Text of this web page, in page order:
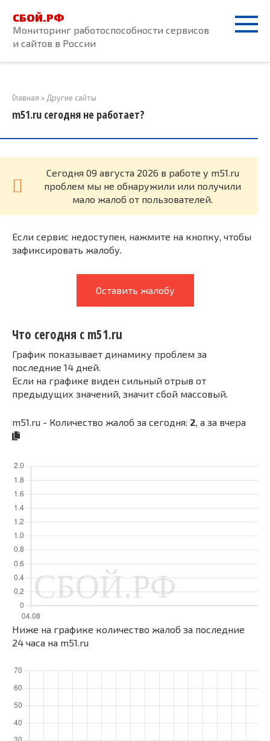
контенту
СБОЙ.РФ
Мониторинг работоспособности сервисов
и сайтов в России
Главная » Другие сайты
m51.ru сегодня не работает?
Cегодня 09 августа 2026 в работе у m51.ru
проблем мы не обнаружили или получили
мало жалоб от пользователей.
Если сервис недоступен, нажмите на кнопку, чтобы
зафиксировать жалобу.
Оставить жалобу
Что сегодня с m51.ru
График показывает динамику проблем за
последние 14 дней.
Если на графике виден сильный отрыв от
предыдущих значений, значит сбой массовый.
m51.ru - Количество жалоб за сегодня: 2 , а за вчера
Ниже на графике количество жалоб за последние
24 часа на m51.ru